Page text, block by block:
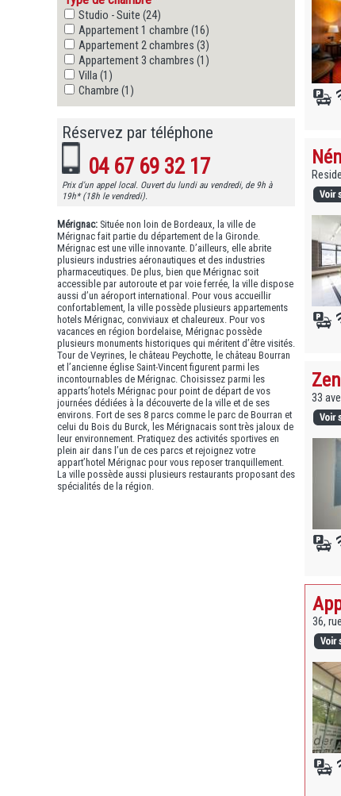
Studio - Suite (24)
Appartement 1 chambre (16)
Appartement 2 chambres (3)
Appartement 3 chambres (1)
Villa (1)
Chambre (1)
Réservez par téléphone
04 67 69 32 17
Prix d'un appel local. Ouvert du lundi au vendredi, de 9h à
19h* (18h le vendredi).
Mérignac: Située non loin de Bordeaux, la ville de
Mérignac fait partie du département de la Gironde.
Mérignac est une ville innovante. D’ailleurs, elle abrite
plusieurs industries aéronautiques et des industries
pharmaceutiques. De plus, bien que Mérignac soit
accessible par autoroute et par voie ferrée, la ville dispose
aussi d’un aéroport international. Pour vous accueillir
confortablement, la ville possède plusieurs appartements
hotels Mérignac, conviviaux et chaleureux. Pour vos
vacances en région bordelaise, Mérignac possède
plusieurs monuments historiques qui méritent d’être visités.
Tour de Veyrines, le château Peychotte, le château Bourran
et l’ancienne église Saint-Vincent figurent parmi les
incontournables de Mérignac. Choisissez parmi les
apparts’hotels Mérignac pour point de départ de vos
journées dédiées à la découverte de la ville et de ses
environs. Fort de ses 8 parcs comme le parc de Bourran et
celui du Bois du Burck, les Mérignacais sont très jaloux de
leur environnement. Pratiquez des activités sportives en
plein air dans l’un de ces parcs et rejoignez votre
appart’hotel Mérignac pour vous reposer tranquillement.
La ville possède aussi plusieurs restaurants proposant des
spécialités de la région.
33
36,